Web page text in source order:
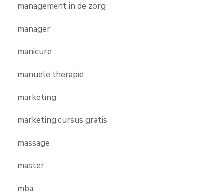
management in de zorg
manager
manicure
manuele therapie
marketing
marketing cursus gratis
massage
master
mba